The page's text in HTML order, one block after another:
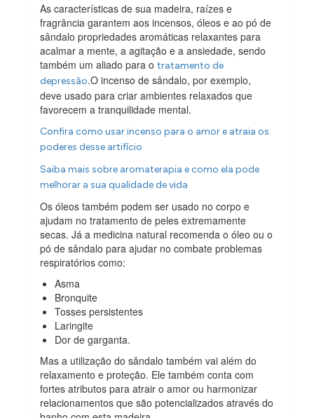
As características de sua madeira, raízes e
fragrância garantem aos incensos, óleos e ao pó de
sândalo propriedades aromáticas relaxantes para
acalmar a mente, a agitação e a ansiedade, sendo
também um aliado para otratamento de
depressão.O incenso de sândalo, por exemplo,
deve usado para criar ambientes relaxados que
favorecem a tranquilidade mental.
Confira como usar incenso para o amor e atraia os
poderes desse artifício
Saiba mais sobre aromaterapia e como ela pode
melhorar a sua qualidade de vida
Os óleos também podem ser usado no corpo e
ajudam no tratamento de peles extremamente
secas. Já a medicina natural recomenda o óleo ou o
pó de sândalo para ajudar no combate problemas
respiratórios como:
Asma
Bronquite
Tosses persistentes
Laringite
Dor de garganta.
Mas a utilização do sândalo também vai além do
relaxamento e proteção. Ele também conta com
fortes atributos para atrair o amor ou harmonizar
relacionamentos que são potencializados através do